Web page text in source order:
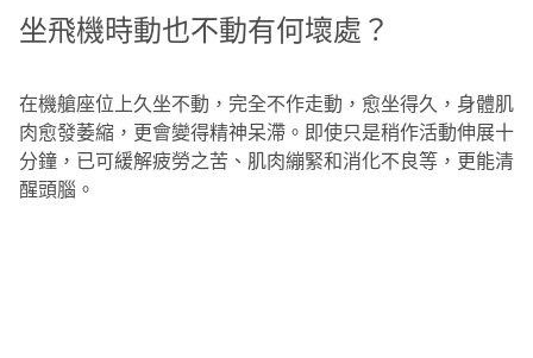
坐飛機時動也不動有何壞處？
在機艙座位上久坐不動，完全不作走動，愈坐得久，身體肌
肉愈發萎縮，更會變得精神呆滯。即使只是稍作活動伸展十
分鐘，已可緩解疲勞之苦、肌肉繃緊和消化不良等，更能清
醒頭腦。